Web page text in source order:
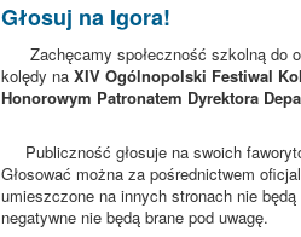
Głosuj na Igora!
Zachęcamy społeczność szkolną do
kolędy na XIV Ogólnopolski Festiwal
Honorowym Patronatem Dyrektora
Publiczność głosuje na swoich
Głosować można za pośrednictwem
umieszczone na innych stronach nie
negatywne nie będą brane pod uwagę.